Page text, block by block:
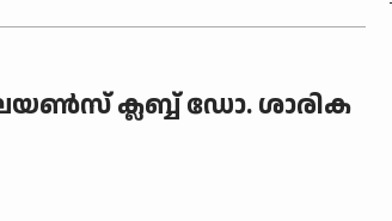
ക്ലബ്ബ് ഡോ. ശാരിക